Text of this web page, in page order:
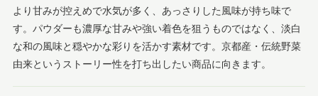
より甘みが控えめで水気が多く、あっさりした風味が持ち味で
す。パウダーも濃厚な甘みや強い着色を狙うものではなく、淡白
な和の風味と穏やかな彩りを活かす素材です。京都産・伝統野菜
由来というストーリー性を打ち出したい商品に向きます。